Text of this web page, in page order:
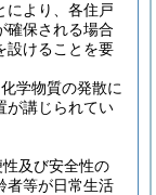
により、各住戸
確保される場合
設けることを要
学物質の発散に
が講じられてい
及び安全性の
者等が日常生活